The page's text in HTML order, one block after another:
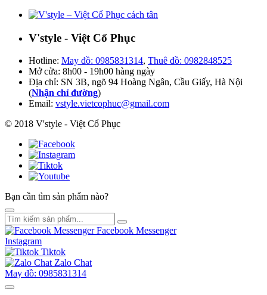
V'style - Việt Cổ Phục
Hotline: May đồ: 0985831314, Thuê đồ: 0982848525
Mở cửa: 8h00 - 19h00 hàng ngày
Địa chỉ: SN 3B, ngõ 94 Hoàng Ngân, Cầu Giấy, Hà Nội
(Nhận chỉ đường)
Email: vstyle.vietcophuc@gmail.com
© 2018 V'style - Việt Cổ Phục
Bạn cần tìm sản phẩm nào?
Facebook Messenger
Instagram
Tiktok
Zalo Chat
May đồ: 0985831314